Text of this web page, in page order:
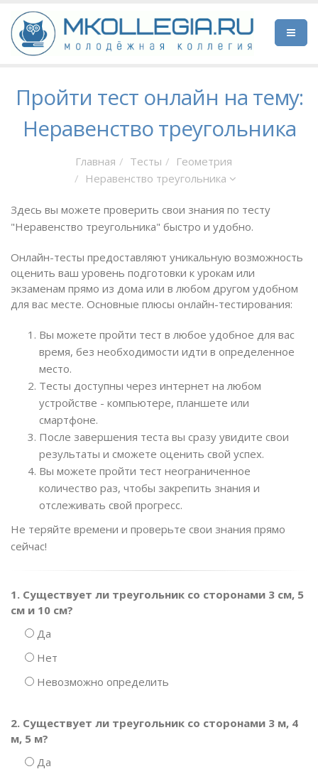
Пройти тест онлайн на тему:
Неравенство треугольника
Главная Тесты
Геометрия
Неравенство треугольника
Здесь вы можете проверить свои знания по тесту
"Неравенство треугольника" быстро и удобно.
Онлайн-тесты предоставляют уникальную возможность
оценить ваш уровень подготовки к урокам или
экзаменам прямо из дома или в любом другом удобном
для вас месте. Основные плюсы онлайн-тестирования:
Вы можете пройти тест в любое удобное для вас
время, без необходимости идти в определенное
место.
Тесты доступны через интернет на любом
устройстве - компьютере, планшете или
смартфоне.
После завершения теста вы сразу увидите свои
результаты и сможете оценить свой успех.
Вы можете пройти тест неограниченное
количество раз, чтобы закрепить знания и
отслеживать свой прогресс.
Не теряйте времени и проверьте свои знания прямо
сейчас!
1. Существует ли треугольник со сторонами 3 см, 5
см и 10 см?
Да
Нет
Невозможно определить
2. Существует ли треугольник со сторонами 3 м, 4
м, 5 м?
Да